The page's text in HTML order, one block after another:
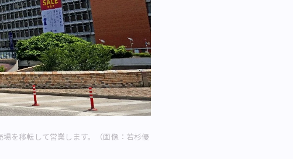
を移転して営業します。（画像：若杉優